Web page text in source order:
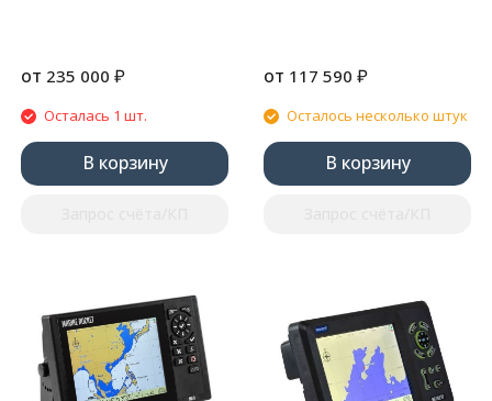
от 235 000 ₽
Осталась 1 шт.
В корзину
от 117 590 ₽
Осталось несколько штук
В корзину